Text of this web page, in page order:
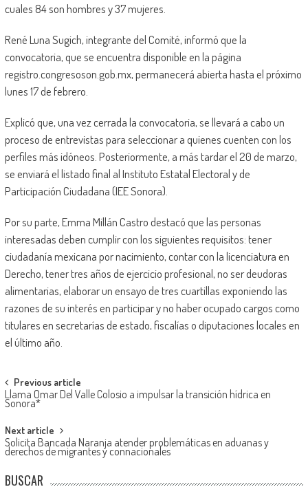
cuales 84 son hombres y 37 mujeres.
René Luna Sugich, integrante del Comité, informó que la
convocatoria, que se encuentra disponible en la página
registro.congresoson.gob.mx, permanecerá abierta hasta el próximo
lunes 17 de febrero.
Explicó que, una vez cerrada la convocatoria, se llevará a cabo un
proceso de entrevistas para seleccionar a quienes cuenten con los
perfiles más idóneos. Posteriormente, a más tardar el 20 de marzo,
se enviará el listado final al Instituto Estatal Electoral y de
Participación Ciudadana (IEE Sonora).
Por su parte, Emma Millán Castro destacó que las personas
interesadas deben cumplir con los siguientes requisitos: tener
ciudadanía mexicana por nacimiento, contar con la licenciatura en
Derecho, tener tres años de ejercicio profesional, no ser deudoras
alimentarias, elaborar un ensayo de tres cuartillas exponiendo las
razones de su interés en participar y no haber ocupado cargos como
titulares en secretarías de estado, fiscalías o diputaciones locales en
el último año.
Post
navigation
Previous article
Llama Omar Del Valle Colosio a impulsar la transición hídrica en
Sonora*
Next article
Solicita Bancada Naranja atender problemáticas en aduanas y
derechos de migrantes y connacionales
BUSCAR